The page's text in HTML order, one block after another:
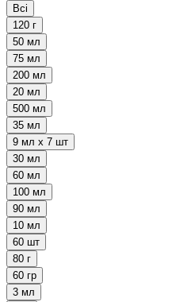
Всі
120 г
50 мл
75 мл
200 мл
20 мл
500 мл
35 мл
9 мл х 7 шт
30 мл
60 мл
100 мл
90 мл
10 мл
60 шт
80 г
60 гр
3 мл